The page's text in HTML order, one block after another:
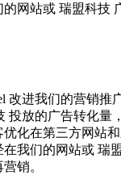
的网站或 瑞盟科技
改进我们的营销推
投放的广告转化量
化在第三方网站
在我们的网站或 瑞
销。